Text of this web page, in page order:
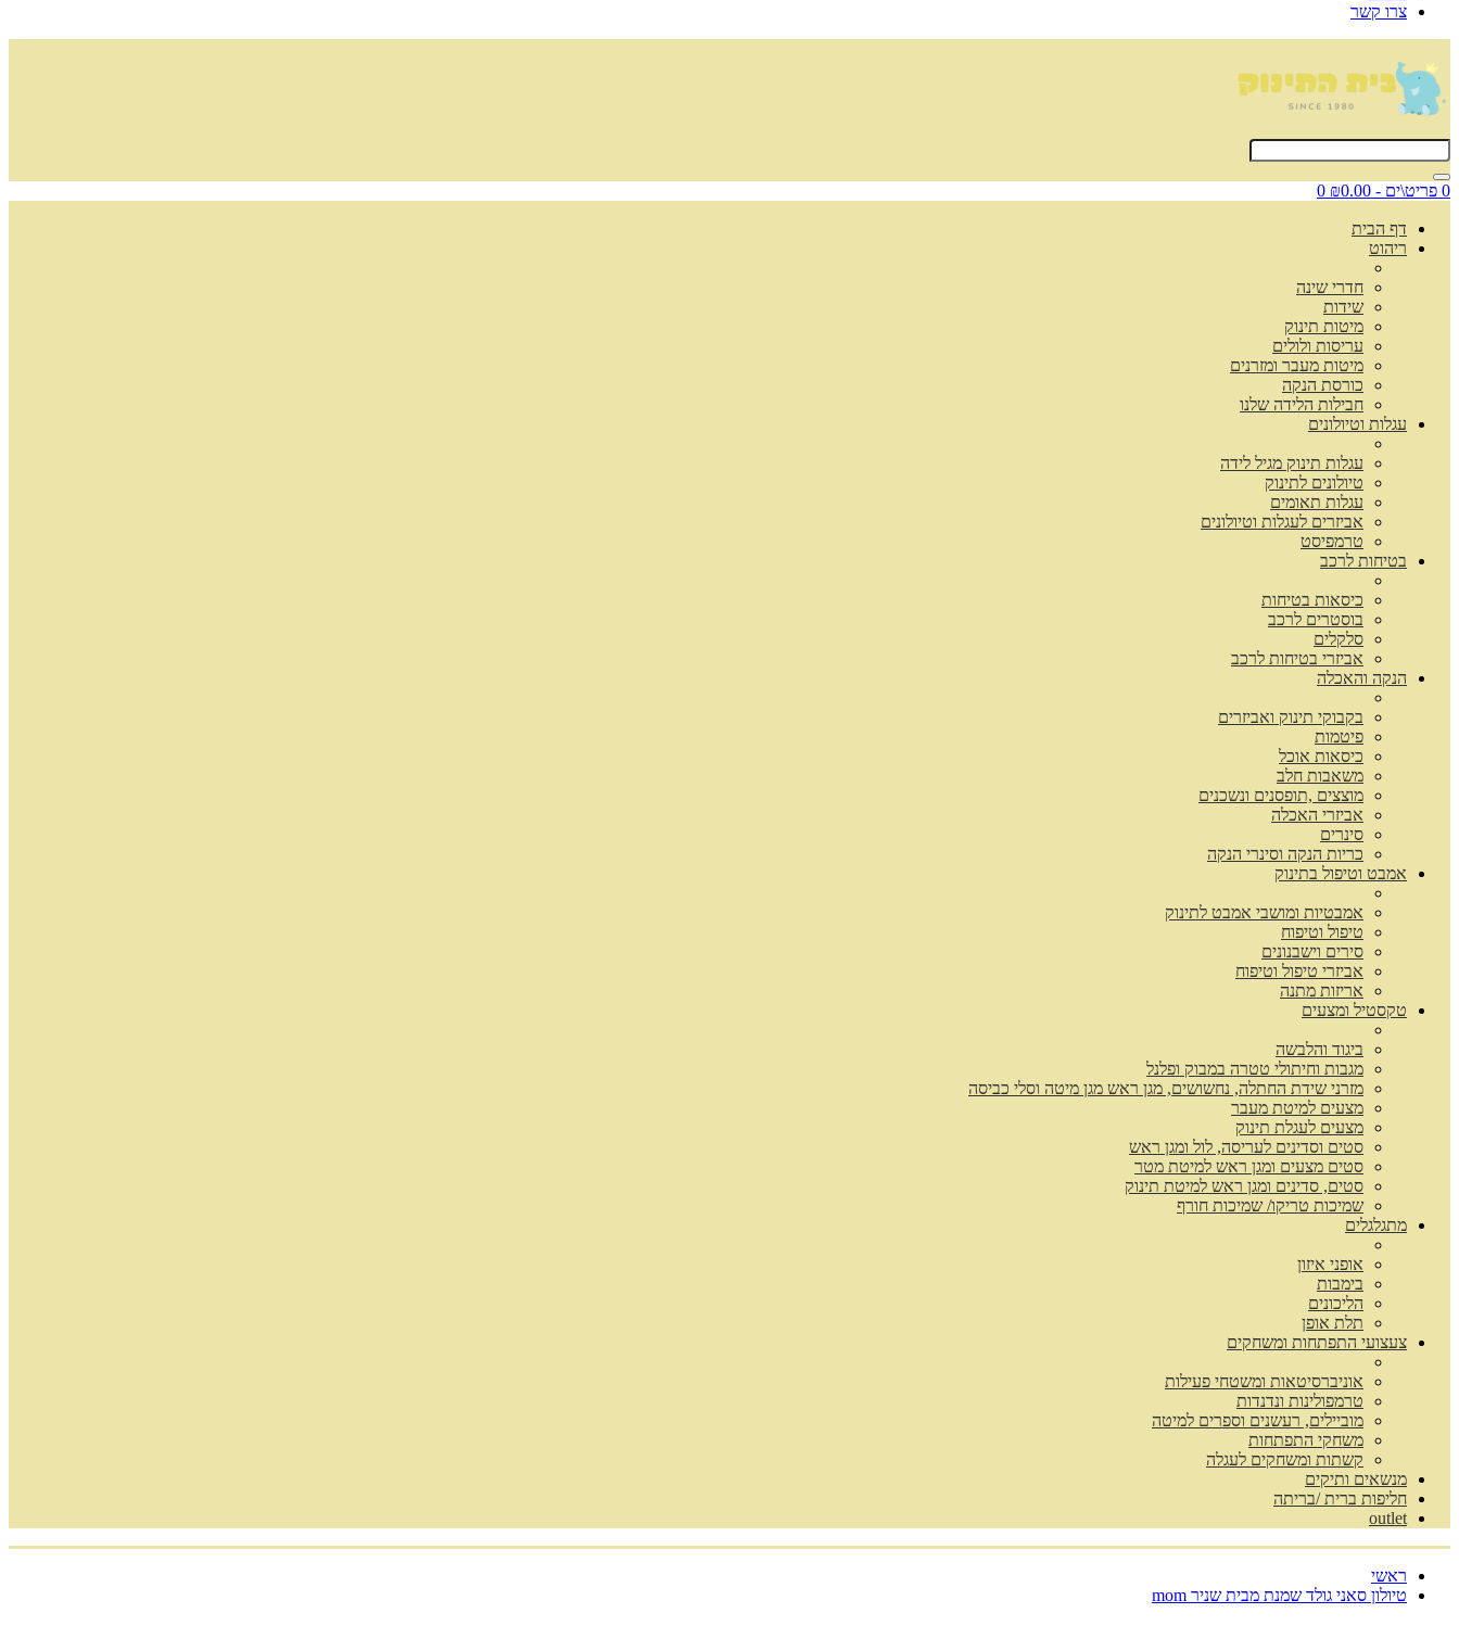
צרו קשר
0 פריט\ים - ₪0.00 0
דף הבית
ריהוט
חדרי שינה
שידות
מיטות תינוק
עריסות ולולים
מיטות מעבר ומזרנים
כורסת הנקה
חבילות הלידה שלנו
עגלות וטיולונים
עגלות תינוק מגיל לידה
טיולונים לתינוק
עגלות תאומים
אביזרים לעגלות וטיולונים
טרמפיסט
בטיחות לרכב
כיסאות בטיחות
בוסטרים לרכב
סלקלים
אביזרי בטיחות לרכב
הנקה והאכלה
בקבוקי תינוק ואביזרים
פיטמות
כיסאות אוכל
משאבות חלב
מוצצים ,תופסנים ונשכנים
אביזרי האכלה
סינרים
כריות הנקה וסינרי הנקה
אמבט וטיפול בתינוק
אמבטיות ומושבי אמבט לתינוק
טיפול וטיפוח
סירים וישבנונים
אביזרי טיפול וטיפוח
אריזות מתנה
טקסטיל ומצעים
ביגוד והלבשה
מגבות וחיתולי טטרה במבוק ופלנל
מזרני שידת החתלה, נחשושים, מגן ראש מגן מיטה וסלי כביסה
מצעים למיטת מעבר
מצעים לעגלת תינוק
סטים וסדינים לעריסה, לול ומגן ראש
סטים מצעים ומגן ראש למיטת מטר
סטים, סדינים ומגן ראש למיטת תינוק
שמיכות טריקו/ שמיכות חורף
מתגלגלים
אופני איזון
בימבות
הליכונים
תלת אופן
צעצועי התפתחות ומשחקים
אוניברסיטאות ומשטחי פעילות
טרמפולינות ונדנדות
מוביילים, רעשנים וספרים למיטה
משחקי התפתחות
קשתות ומשחקים לעגלה
מנשאים ותיקים
חליפות ברית /בריתה
outlet
ראשי
טיולון סאני גולד שמנת מבית שניר mom